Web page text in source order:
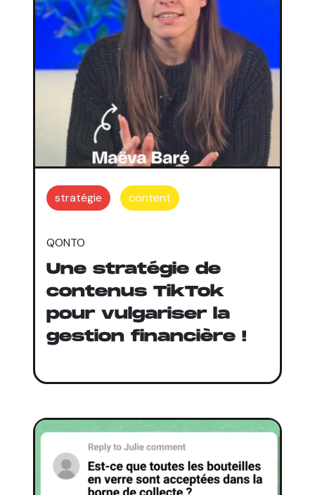
stratégie content
QONTO
Une stratégie de
contenus TikTok
pour vulgariser la
gestion financière !